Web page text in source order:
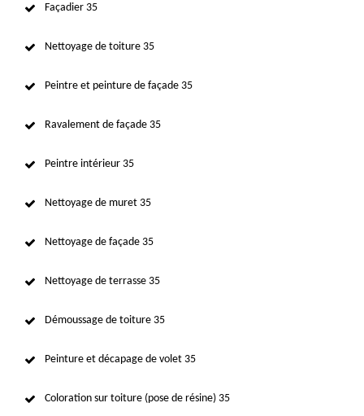
Façadier 35
Nettoyage de toiture 35
Peintre et peinture de façade 35
Ravalement de façade 35
Peintre intérieur 35
Nettoyage de muret 35
Nettoyage de façade 35
Nettoyage de terrasse 35
Démoussage de toiture 35
Peinture et décapage de volet 35
Coloration sur toiture (pose de résine) 35